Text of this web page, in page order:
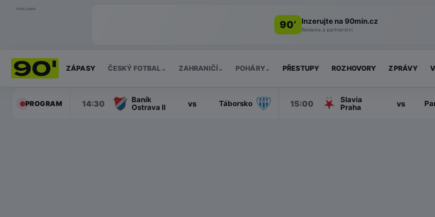
REKLAMA
90’ Inzerujte na 90min.cz
Reklama a partnerství
ZÁPASY ČESKÝ FOTBAL ⌄ ZAHRANIČÍ ⌄ POHÁRY⌄ PŘESTUPY ROZHOVORY ZPRÁVY
PROGRAM 14:30
Baník
Ostrava II
vs Táborsko 15:00
Slavia
Praha
vs